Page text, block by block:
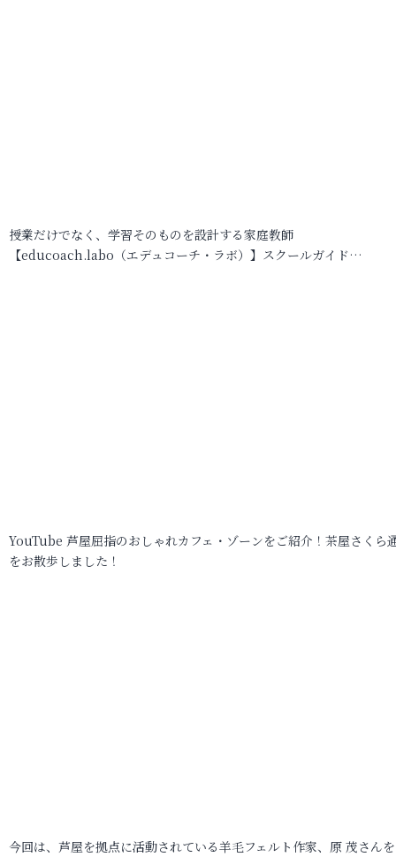
授業だけでなく、学習そのものを設計する家庭教師
【educoach.labo（エデュコーチ・ラボ）】スクールガイド…
YouTube 芦屋屈指のおしゃれカフェ・ゾーンをご紹介！茶屋さくら
をお散歩しました！
今回は、芦屋を拠点に活動されている羊毛フェルト作家、原 茂さん